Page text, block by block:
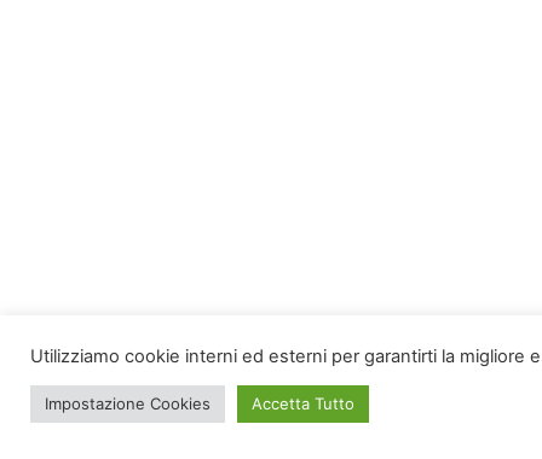
Utilizziamo cookie interni ed esterni per garantirti la
Impostazione Cookies Accetta Tutto